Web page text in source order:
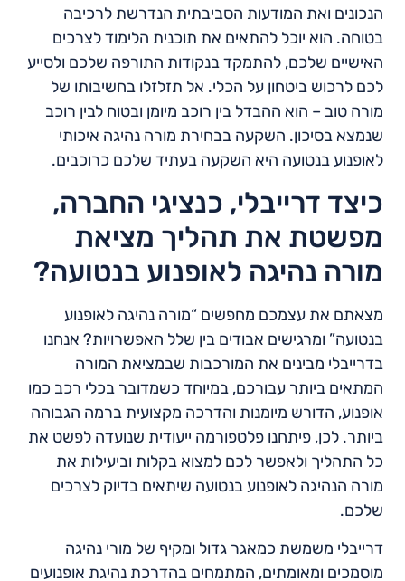
הנכונים ואת המודעות הסביבתית הנדרשת לרכיבה
בטוחה. הוא יוכל להתאים את תוכנית הלימוד לצרכים
האישיים שלכם, להתמקד בנקודות התורפה שלכם ולסייע
לכם לרכוש ביטחון על הכלי. אל תזלזלו בחשיבותו של
מורה טוב – הוא ההבדל בין רוכב מיומן ובטוח לבין רוכב
שנמצא בסיכון. השקעה בבחירת מורה נהיגה איכותי
לאופנוע בנטועה היא השקעה בעתיד שלכם כרוכבים.
כיצד דרייבלי, כנציגי החברה,
מפשטת את תהליך מציאת
מורה נהיגה לאופנוע בנטועה?
מצאתם את עצמכם מחפשים “מורה נהיגה לאופנוע
בנטועה” ומרגישים אבודים בין שלל האפשרויות? אנחנו
בדרייבלי מבינים את המורכבות שבמציאת המורה
המתאים ביותר עבורכם, במיוחד כשמדובר בכלי רכב כמו
אופנוע, הדורש מיומנות והדרכה מקצועית ברמה הגבוהה
ביותר. לכן, פיתחנו פלטפורמה ייעודית שנועדה לפשט את
כל התהליך ולאפשר לכם למצוא בקלות וביעילות את
מורה הנהיגה לאופנוע בנטועה שיתאים בדיוק לצרכים
שלכם.
דרייבלי משמשת כמאגר גדול ומקיף של מורי נהיגה
מוסמכים ומאומתים, המתמחים בהדרכת נהיגת אופנועים